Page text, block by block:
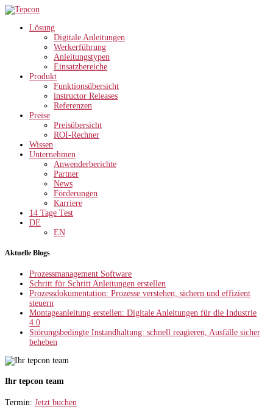
Lösung
Digitale Anleitungen
Werkerführung
Anleitungstypen
Einsatzbereiche
Produkt
Funktionsübersicht
instructor Releases
Referenzen
Preise
Preisübersicht
ROI-Rechner
Wissen
Unternehmen
Anwenderberichte
Partner
News
Förderungen
Karriere
14 Tage Test
DE
EN
Aktuelle Blogs
Prozessmanagement Software
Schritt für Schritt Anleitungen erstellen
Prozessdokumentation: Prozesse verstehen, sichern und effizient
steuern
Montageanleitung erstellen: Digitale Anleitungen für die Industrie
4.0
Störungsbedingte Instandhaltung: schnell reagieren, Ausfälle sicher
beheben
Ihr tepcon team
Termin: Jetzt buchen